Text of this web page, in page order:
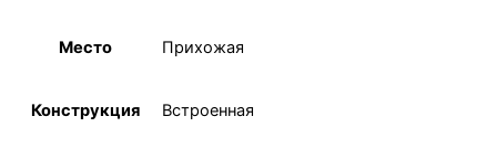
Место Прихожая
Конструкция Встроенная